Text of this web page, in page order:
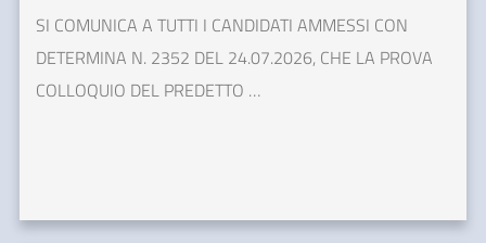
SI COMUNICA A TUTTI I CANDIDATI AMMESSI CON
DETERMINA N. 2352 DEL 24.07.2026, CHE LA PROVA
COLLOQUIO DEL PREDETTO …